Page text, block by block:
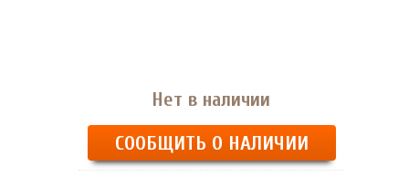
Нет в наличии
СООБЩИТЬ О НАЛИЧИИ